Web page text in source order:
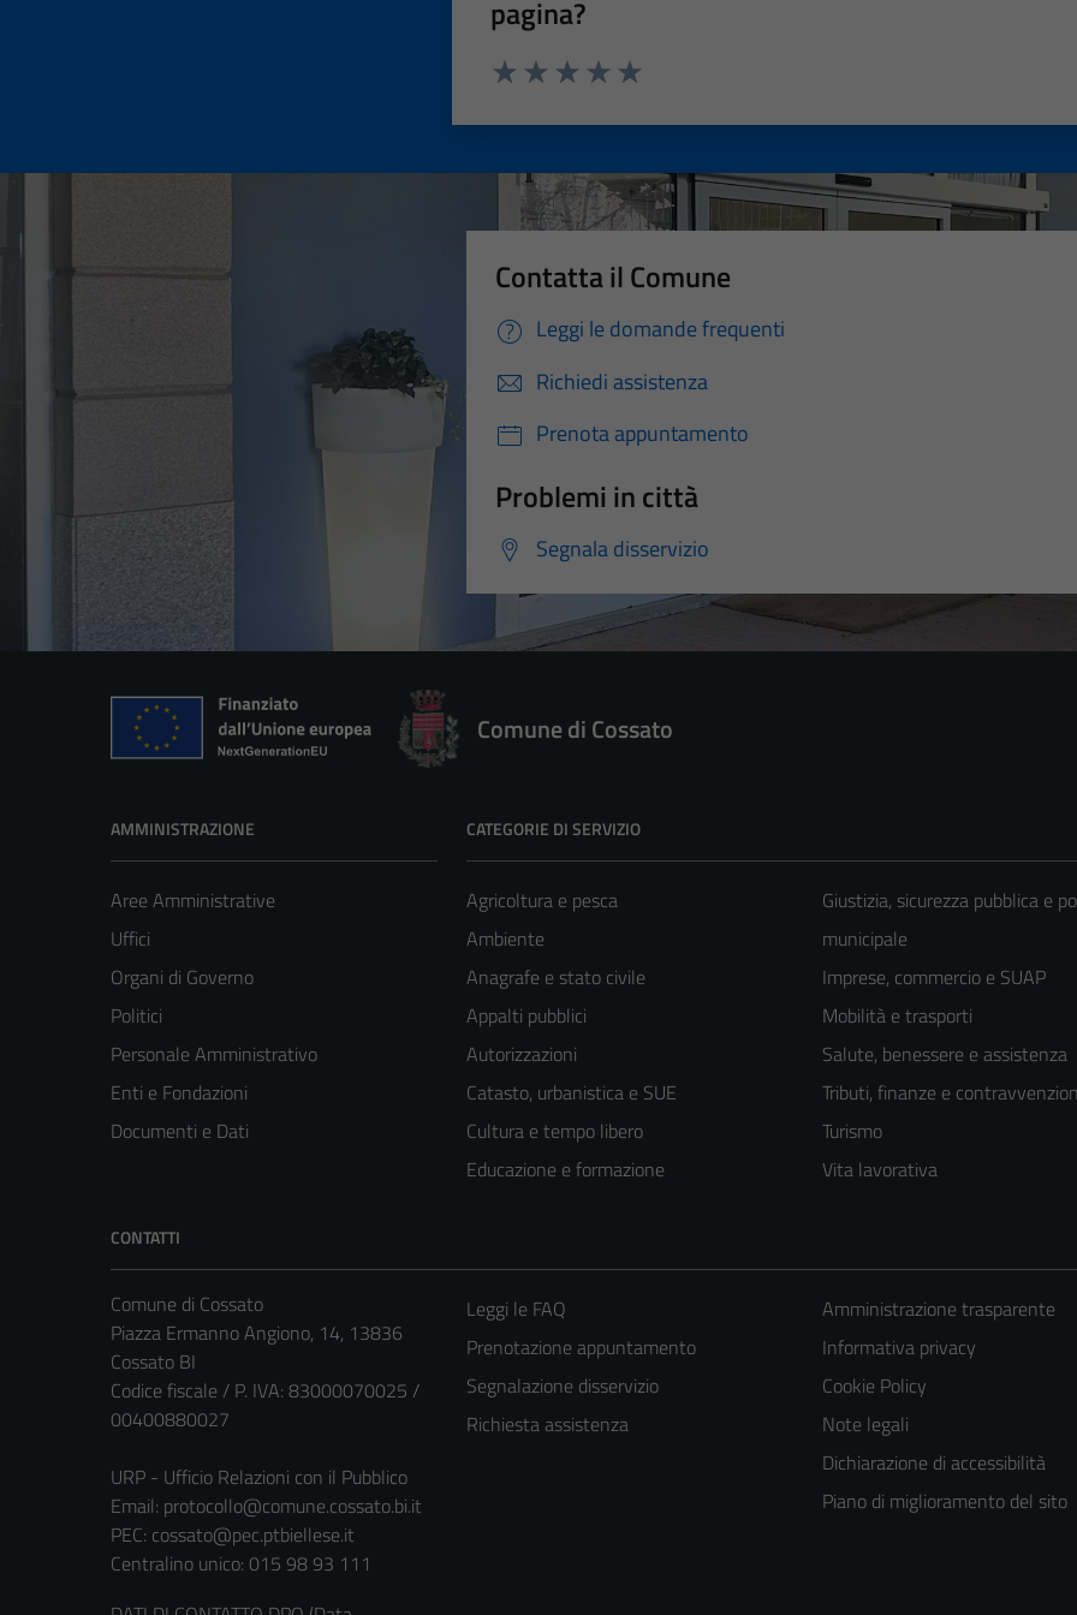
pagina?
Contatta il Comune
Leggi le domande frequenti
Richiedi assistenza
Prenota appuntamento
Problemi in città
Segnala disservizio
Comune di Cossato
AMMINISTRAZIONE
Aree Amministrative
Uffici
Organi di Governo
Politici
Personale Amministrativo
Enti e Fondazioni
Documenti e Dati
CATEGORIE DI SERVIZIO
Agricoltura e pesca
Ambiente
Anagrafe e stato civile
Appalti pubblici
Autorizzazioni
Catasto, urbanistica e SUE
Cultura e tempo libero
Educazione e formazione
Giustizia, sicurezza pubblica e
municipale
Imprese, commercio e SUAP
Mobilità e trasporti
Salute, benessere e assistenza
Tributi, finanze e
Turismo
Vita lavorativa
CONTATTI
Comune di Cossato
Piazza Ermanno Angiono, 14, 13836
Cossato BI
Codice fiscale / P. IVA: 83000070025 /
00400880027
URP - Ufficio Relazioni con il Pubblico
Email: protocollo@comune.cossato.bi.it
PEC: cossato@pec.ptbiellese.it
Centralino unico: 015 98 93 111
Leggi le FAQ
Prenotazione appuntamento
Segnalazione disservizio
Richiesta assistenza
Amministrazione trasparente
Informativa privacy
Cookie Policy
Note legali
Dichiarazione di accessibilità
Piano di miglioramento del sito